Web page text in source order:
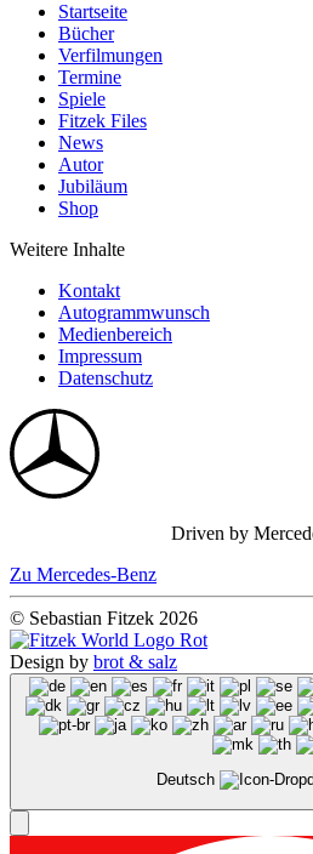
Startseite
Bücher
Verfilmungen
Termine
Spiele
Fitzek Files
News
Autor
Jubiläum
Shop
Weitere Inhalte
Kontakt
Autogrammwunsch
Medienbereich
Impressum
Datenschutz
Driven by
Zu Mercedes-Benz
© Sebastian Fitzek 2026
Design by brot & salz
Deutsch